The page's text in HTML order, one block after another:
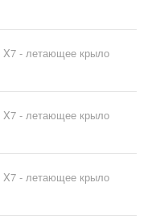
X7 - летающее крыло
X7 - летающее крыло
X7 - летающее крыло